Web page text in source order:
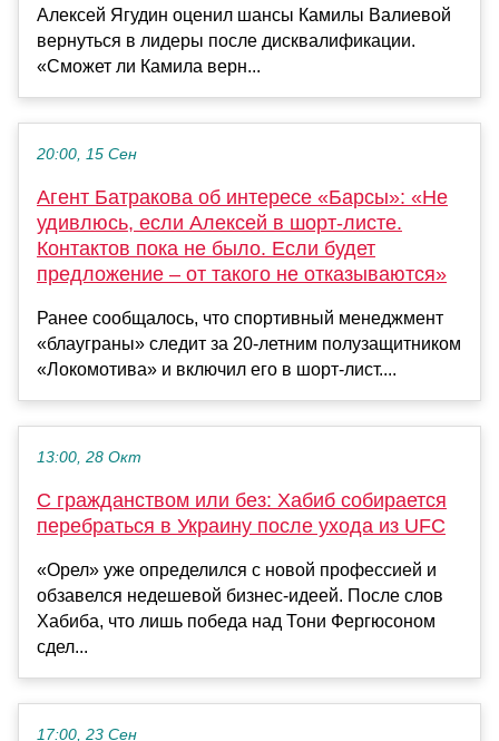
Алексей Ягудин оценил шансы Камилы Валиевой
вернуться в лидеры после дисквалификации.
«Сможет ли Камила верн...
20:00, 15 Сен
Агент Батракова об интересе «Барсы»: «Не
удивлюсь, если Алексей в шорт-листе.
Контактов пока не было. Если будет
предложение – от такого не отказываются»
Ранее сообщалось, что спортивный менеджмент
«блауграны» следит за 20-летним полузащитником
«Локомотива» и включил его в шорт-лист....
13:00, 28 Окт
С гражданством или без: Хабиб собирается
перебраться в Украину после ухода из UFC
«Орел» уже определился с новой профессией и
обзавелся недешевой бизнес-идеей. После слов
Хабиба, что лишь победа над Тони Фергюсоном
сдел...
17:00, 23 Сен